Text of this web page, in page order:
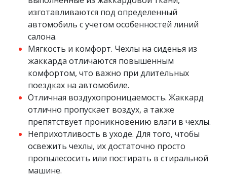
изготавливаются под определенный
автомобиль с учетом особенностей линий
салона.
Мягкость и комфорт. Чехлы на сиденья из
жаккарда отличаются повышенным
комфортом, что важно при длительных
поездках на автомобиле.
Отличная воздухопроницаемость. Жаккард
отлично пропускает воздух, а также
препятствует проникновению влаги в чехлы.
Неприхотливость в уходе. Для того, чтобы
освежить чехлы, их достаточно просто
пропылесосить или постирать в стиральной
машине.